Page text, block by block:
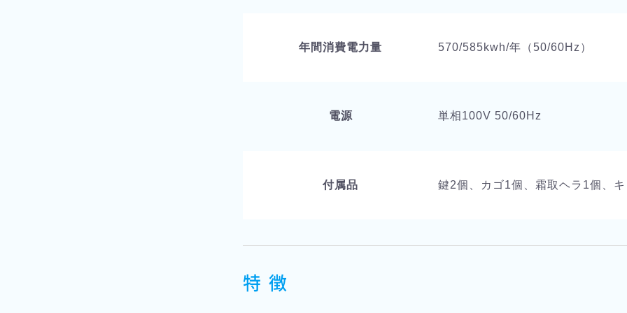
年間消費電力量 570/585kwh/年（50/60Hz）
電源 単相100V 50/60Hz
付属品 鍵2個、カゴ1個、霜取ヘラ1個、
特 徴